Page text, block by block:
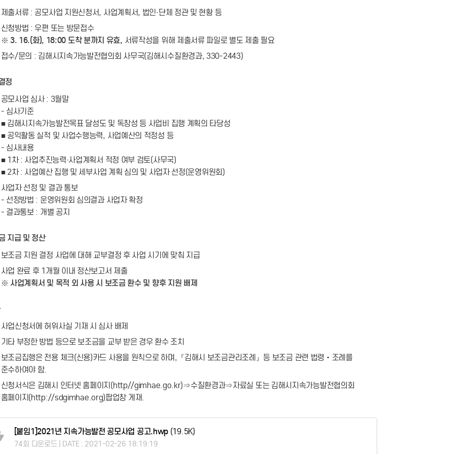
제출서류 : 공모사업 지원신청서, 사업계획서, 법인·단체 정관 및 현황 등
신청방법 : 우편 또는 방문접수
※ 3. 16.(화), 18:00 도착 분까지 유효, 서류작성을 위해 제출서류 파일로 별도 제출 필요
접수/문의 : 김해시지속가능발전협의회 사무국(김해시수질환경과, 330-2443)
정
공모사업 심사 : 3월말
- 심사기준
■ 김해시지속가능발전목표 달성도 및 독창성 등 사업비 집행 계획의 타당성
■ 공익활동 실적 및 사업수행능력, 사업예산의 적정성 등
- 심사내용
■ 1차 : 사업추진능력·사업계획서 적정 여부 검토(사무국)
■ 2차 : 사업예산 집행 및 세부사업 계획 심의 및 사업자 선정(운영위원회)
사업자 선정 및 결과 통보
- 선정방법 : 운영위원회 심의결과 사업자 확정
- 결과통보 : 개별 공지
지급 및 정산
보조금 지원 결정 사업에 대해 교부결정 후 사업 시기에 맞춰 지급
사업 완료 후 1개월 이내 정산보고서 제출
※ 사업계획서 및 목적 외 사용 시 보조금 환수 및 향후 지원 배제
사업신청서에 허위사실 기재 시 심사 배제
기타 부정한 방법 등으로 보조금을 교부 받은 경우 환수 조치
보조금집행은 전용 체크(신용)카드 사용을 원칙으로 하며,『김해시 보조금관리조례』등 보조금 관련 법령‧조례를
준수하여야 함.
신청서식은 김해시 인터넷 홈페이지(http//gimhae.go.kr)⇒수질환경과⇒자료실 또는 김해시지속가능발전협의회
홈페이지(http://sdgimhae.org)팝업창 게재.
[붙임1]2021년 지속가능발전 공모사업 공고.hwp (19.5K)
74회 다운로드 | DATE : 2021-02-26 18:19:19